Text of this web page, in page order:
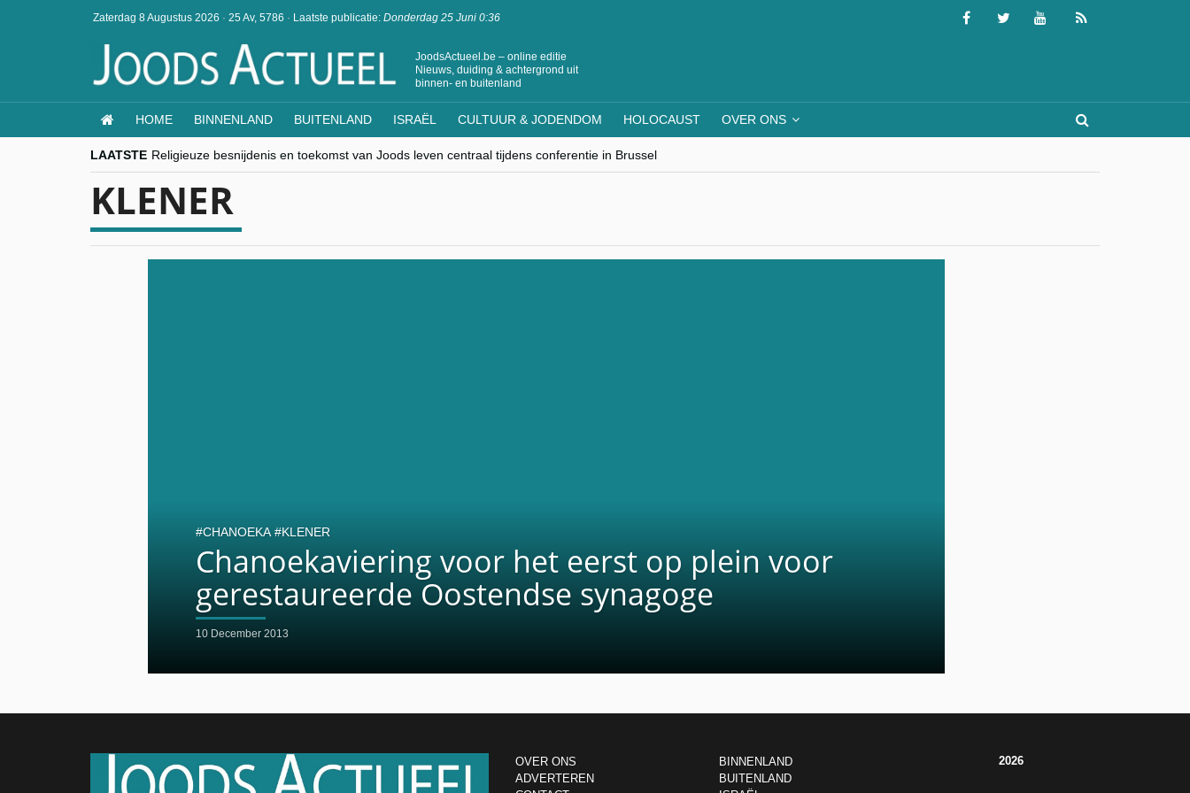
Zaterdag 8 Augustus 2026 · 25 Av, 5786 · Laatste publicatie: Donderdag 25 Juni 0:36
JoodsActueel.be – online editie
Nieuws, duiding & achtergrond uit
binnen- en buitenland
HOME BINNENLAND BUITENLAND ISRAËL CULTUUR & JODENDOM HOLOCAUST OVER ONS
LAATSTE Religieuze besnijdenis en toekomst van Joods leven centraal tijdens conferentie in Brussel
“Besnijdenisdebat toont hoe moeilijk seculiere Westen minderheden begrijpt”, Jinnih Beels (Vooruit)
CITYTRIP | ROEMENIË – Boekarest: de verrassing van Oost-Europa
“Vandaag zit elke Jood in België op de beklaagdenbank”
goKosher lanceert nieuwe website en samenwerking met Mishpacha voor kosher travel en simchas wereldwijd
KLENER
Chanoekaviering voor het eerst op plein voor
gerestaureerde Oostendse synagoge
10 December 2013
CHANOEKA KLENER
OVER ONS
ADVERTEREN
BINNENLAND
BUITENLAND
2026